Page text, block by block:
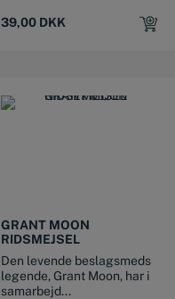
39,00 DKK
GRANT MOON
RIDSMEJSEL
Den levende beslagsmeds
legende, Grant Moon, har i
samarbejd...